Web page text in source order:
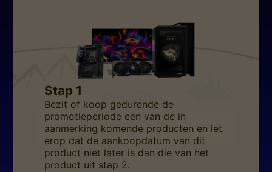
Stap 1
Bezit of koop gedurende de
promotieperiode een van de in
aanmerking komende producten en let
erop dat de aankoopdatum van dit
product niet later is dan die van het
product uit stap 2.